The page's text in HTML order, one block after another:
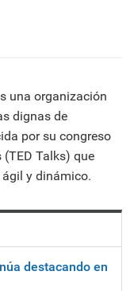
una organización
dignas de
por su congreso
Talks) que
y dinámico.
destacando en